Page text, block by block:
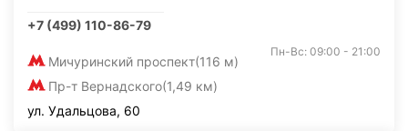
+7 (499) 110-86-79
Мичуринский проспект(116 м)
Пр-т Вернадского(1,49 км)
Пн-Вс: 09:00 - 21:00
ул. Удальцова, 60